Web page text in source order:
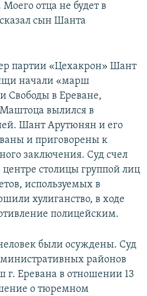
отца не будет в
сын Шанта
партии «Цехакрон» Шант
начали «марш
Свободы в Ереване,
вылился в
Шант Арутюнян и его
и приговорены к
заключения. Суд счел
столицы группой лиц
используемых в
хулиганство, в ходе
полицейским.
были осуждены. Суд
районов
Еревана в отношении 13
о тюремном